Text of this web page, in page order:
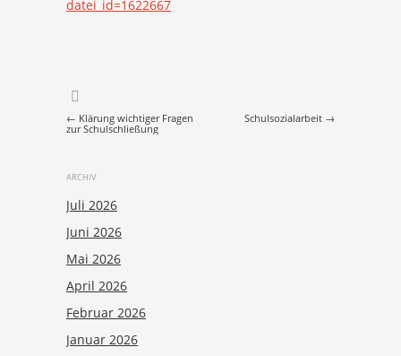
datei_id=1622667
Post navigation
← Klärung wichtiger Fragen
zur Schulschließung
Schulsozialarbeit →
ARCHIV
Juli 2026
Juni 2026
Mai 2026
April 2026
Februar 2026
Januar 2026